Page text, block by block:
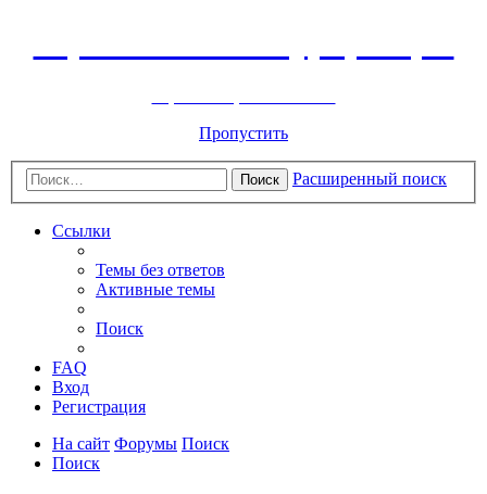
Пропустить
Поиск Расширенный поиск
Ссылки
Темы без ответов
Активные темы
Поиск
FAQ
Вход
Регистрация
На сайт Форумы Поиск
Поиск